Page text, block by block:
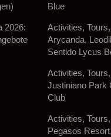
2026:
Blue
Activities,
Arycanda,
Sentido Lycus
Activities,
Justiniano Park
Club
Activities,
Pegasos